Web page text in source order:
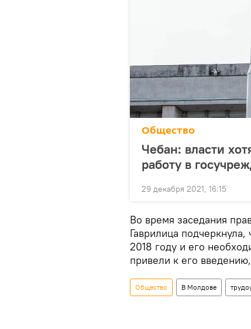
Общество
Чебан: власти
работу в
29 декабря 2021, 16:15
Во время заседания
Гаврилица
2018 году и его
привели к его
Общество В Молдове